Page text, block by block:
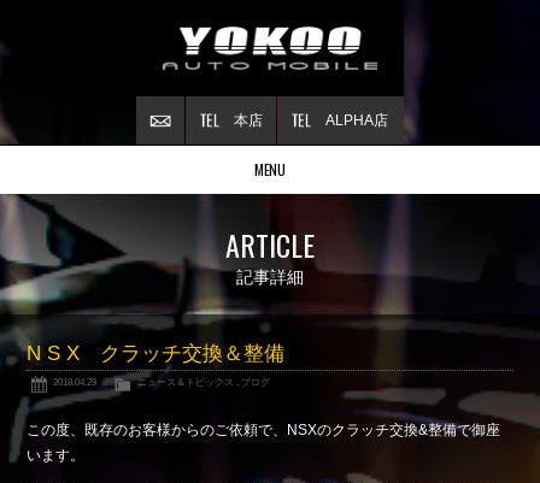
ALPHA店
本店
MENU
Stock list
Contract
ご成約情報
About NSX
NSXについて
Reflesh Plan
整備・修理・
Trade in
ARTICLE
記事詳細
N S X クラッチ交換＆整備
2018.04.29 ニュース＆トピックス , ブログ
この度、既存のお客様からのご依頼で、NSXのクラッチ交換&整備で御座
います。